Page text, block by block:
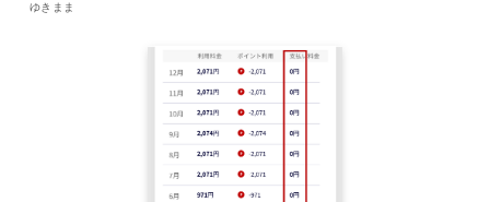
ゆきまま